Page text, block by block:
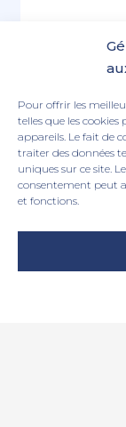
Pour offrir les
telles que les
appareils. Le fait de
traiter des données
uniques sur ce site.
consentement peut
et fonctions.
Alors,